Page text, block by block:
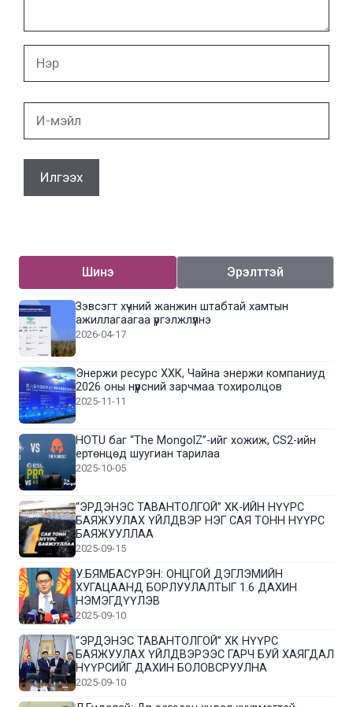
мэйл
Шинэ Эрэлттэй
Зэвсэгт хүчний жанжин штабтай хамтын
ажиллагаагаа үргэлжлүүлнэ
2026-04-17
Энержи ресурс ХХК, Чайна энержи компаниуд
2026 оны нүүрсний зарчмаа тохиролцов
2025-11-11
HOTU баг “The MongolZ”-ийг хожиж, CS2-ийн
ертөнцөд шуугиан тарилаа
2025-10-05
“ЭРДЭНЭС ТАВАНТОЛГОЙ” ХК-ИЙН НҮҮРС
БАЯЖУУЛАХ ҮЙЛДВЭР НЭГ САЯ ТОНН НҮҮРС
БАЯЖУУЛЛАА
2025-09-15
У.БЯМБАСҮРЭН: ОНЦГОЙ ДЭГЛЭМИЙН
ХУГАЦААНД БОРЛУУЛАЛТЫГ 1.6 ДАХИН
НЭМЭГДҮҮЛЭВ
2025-09-10
“ЭРДЭНЭС ТАВАНТОЛГОЙ” ХК НҮҮРС
БАЯЖУУЛАХ ҮЙЛДВЭРЭЭС ГАРЧ БУЙ ХАЯГДАЛ
НҮҮРСИЙГ ДАХИН БОЛОВСРУУЛНА
2025-09-10